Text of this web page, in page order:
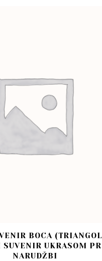
BOCA
UKRASOM
NARUDŽBI